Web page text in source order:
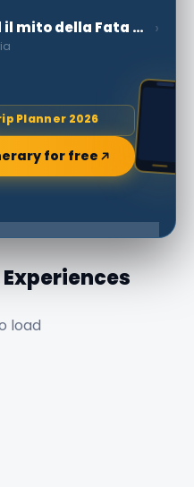
Reggio Calabria ed il mito della Fata Morgana ›
Planner 2026
for free
load